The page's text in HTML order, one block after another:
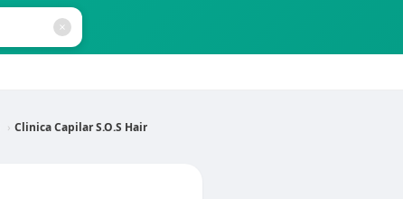
Clinica Capilar S.O.S Hair